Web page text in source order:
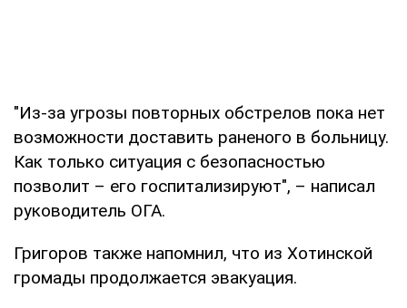
"Из-за угрозы повторных обстрелов пока нет
возможности доставить раненого в больницу.
Как только ситуация с безопасностью
позволит – его госпитализируют", – написал
руководитель ОГА.
Григоров также напомнил, что из Хотинской
громады продолжается эвакуация.